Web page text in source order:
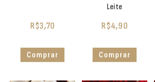
R$3,70
Comprar
Leite
R$4,90
Comprar